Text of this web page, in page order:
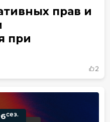
прав и
при
2
6сез.